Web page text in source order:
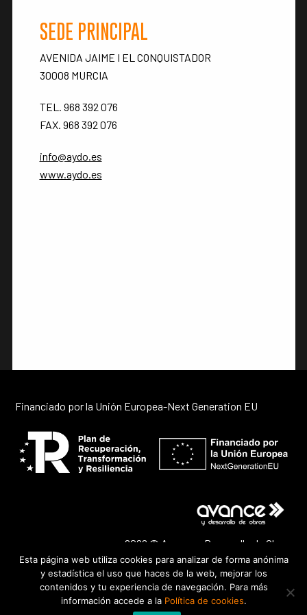
blankSEDE PRINCIPAL
AVENIDA JAIME I EL CONQUISTADOR
30008 MURCIA
TEL. 968 392 076
FAX. 968 392 076
info@aydo.es
www.aydo.es
Financiado por la Unión Europea-Next Generation EU
2026 © Avance y Desarrollo de Obras
LinkedInFacebook
Política de privacidad
Política de cookies
Aviso legal
Esta página web utiliza cookies para analizar de forma anónima
y estadística el uso que haces de la web, mejorar los
contenidos y tu experiencia de navegación. Para más
información accede a la Política de cookies.